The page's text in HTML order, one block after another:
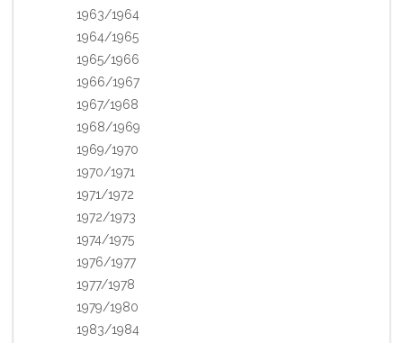
1963/1964
1964/1965
1965/1966
1966/1967
1967/1968
1968/1969
1969/1970
1970/1971
1971/1972
1972/1973
1974/1975
1976/1977
1977/1978
1979/1980
1983/1984